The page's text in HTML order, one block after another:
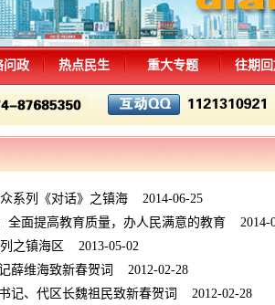
问政 热点民生 重大专题 往期
系列《对话》之镇海 2014-06-25
全面提高教育质量，办人民满意的教育 2014-
之镇海区
2013-05-02
薛维海致新春贺词
2012-02-28
记、代区长魏祖民致新春贺词
2012-02-28